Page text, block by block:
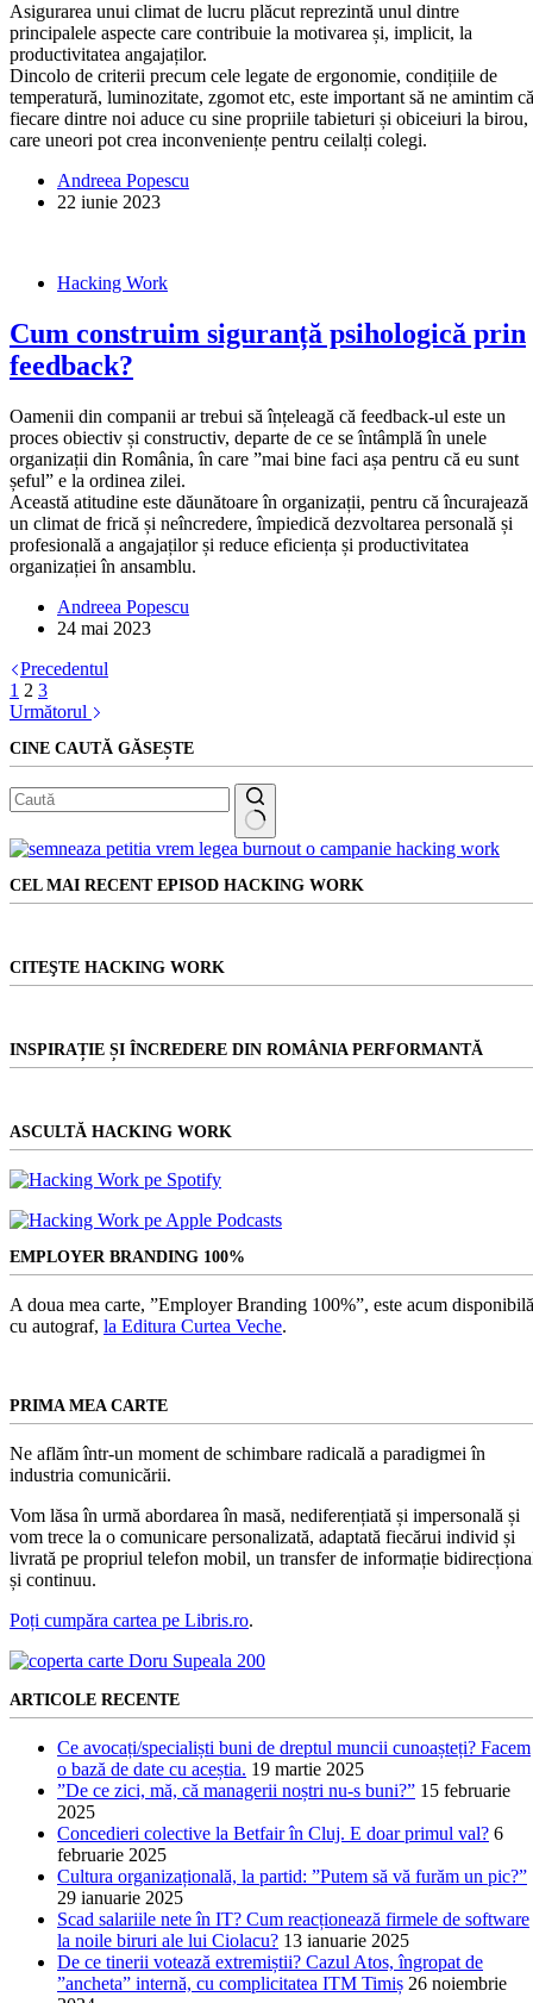
Asigurarea unui climat de lucru plăcut reprezintă unul dintre
principalele aspecte care contribuie la motivarea și, implicit, la
productivitatea angajaților.
Dincolo de criterii precum cele legate de ergonomie, condițiile de
temperatură, luminozitate, zgomot etc, este important să ne amintim că
fiecare dintre noi aduce cu sine propriile tabieturi și obiceiuri la birou,
care uneori pot crea inconveniențe pentru ceilalți colegi.
Andreea Popescu
22 iunie 2023
Hacking Work
Cum construim siguranță psihologică prin
feedback?
Oamenii din companii ar trebui să înțeleagă că feedback-ul este un
proces obiectiv și constructiv, departe de ce se întâmplă în unele
organizații din România, în care ”mai bine faci așa pentru că eu sunt
șeful” e la ordinea zilei.
Această atitudine este dăunătoare în organizații, pentru că încurajează
un climat de frică și neîncredere, împiedică dezvoltarea personală și
profesională a angajaților și reduce eficiența și productivitatea
organizației în ansamblu.
Andreea Popescu
24 mai 2023
Precedentul
1 2 3
Următorul
CINE CAUTĂ GĂSEȘTE
Niciun
CEL MAI RECENT EPISOD HACKING WORK
CITEŞTE HACKING WORK
INSPIRAȚIE ȘI ÎNCREDERE DIN ROMÂNIA PERFORMANTĂ
ASCULTĂ HACKING WORK
EMPLOYER BRANDING 100%
A doua mea carte, ”Employer Branding 100%”, este acum
cu autograf, la Editura Curtea Veche.
PRIMA MEA CARTE
Ne aflăm într-un moment de schimbare radicală a paradigmei în
industria comunicării.
Vom lăsa în urmă abordarea în masă, nediferențiată și impersonală și
vom trece la o comunicare personalizată, adaptată fiecărui individ și
livrată pe propriul telefon mobil, un transfer de informație
și continuu.
Poți cumpăra cartea pe Libris.ro.
ARTICOLE RECENTE
Ce avocați/specialiști buni de dreptul muncii cunoașteți? Facem
o bază de date cu aceștia. 19 martie 2025
”De ce zici, mă, că managerii noștri nu-s buni?” 15 februarie
2025
Concedieri colective la Betfair în Cluj. E doar primul val? 6
februarie 2025
Cultura organizațională, la partid: ”Putem să vă furăm un pic?”
29 ianuarie 2025
Scad salariile nete în IT? Cum reacționează firmele de software
la noile biruri ale lui Ciolacu? 13 ianuarie 2025
De ce tinerii votează extremiștii? Cazul Atos, îngropat de
”ancheta” internă, cu complicitatea ITM Timiș 26 noiembrie